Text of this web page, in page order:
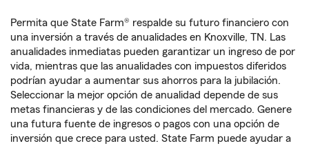
Permita que State Farm® respalde su futuro financiero con
una inversión a través de anualidades en Knoxville, TN. Las
anualidades inmediatas pueden garantizar un ingreso de por
vida, mientras que las anualidades con impuestos diferidos
podrían ayudar a aumentar sus ahorros para la jubilación.
Seleccionar la mejor opción de anualidad depende de sus
metas financieras y de las condiciones del mercado. Genere
una futura fuente de ingresos o pagos con una opción de
inversión que crece para usted. State Farm puede ayudar a